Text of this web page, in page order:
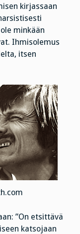
kirjassaan
minkään
Ihmisolemus
itsen
”On etsittävä
katsojaan